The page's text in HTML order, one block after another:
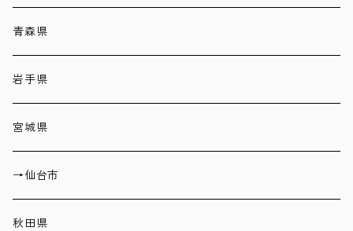
青森県
岩手県
宮城県
→仙台市
秋田県